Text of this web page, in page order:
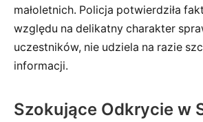
małoletnich. Policja potwierdziła
względu na delikatny charakter
uczestników, nie udziela na razie
informacji.
Szokujące Odkrycie w